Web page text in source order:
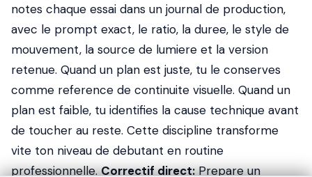
notes chaque essai dans un journal de production,
avec le prompt exact, le ratio, la duree, le style de
mouvement, la source de lumiere et la version
retenue. Quand un plan est juste, tu le conserves
comme reference de continuite visuelle. Quand un
plan est faible, tu identifies la cause technique avant
de toucher au reste. Cette discipline transforme
vite ton niveau de debutant en routine
professionnelle.Correctif direct:Prepare un